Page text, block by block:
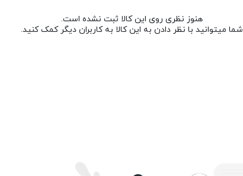
هنوز نظری روی این کالا ثبت نشده است.
شما میتوانید با نظر دادن به این کالا به کاربران دیگر کمک کنید.